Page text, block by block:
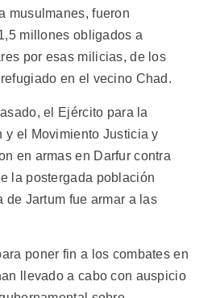
musulmanes, fueron
millones obligados a
por esas milicias, de los
en el vecino Chad.
el Ejército para la
y el Movimiento Justicia y
en armas en Darfur contra
la postergada población
de Jartum fue armar a las
poner fin a los combates en
llevado a cabo con auspicio